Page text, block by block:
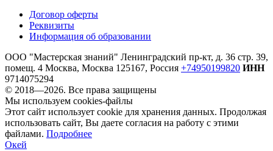
Договор оферты
Реквизиты
Информация об образовании
ООО "Мастерская знаний" Ленинградский пр-кт, д. 36 стр. 39,
помещ. 4 Москва, Москва 125167, Россия +74950199820 ИНН
9714075294
© 2018—2026. Все права защищены
Мы используем cookies-файлы
Этот сайт использует cookie для хранения данных. Продолжая
использовать сайт, Вы даете согласия на работу с этими
файлами. Подробнее
Окей